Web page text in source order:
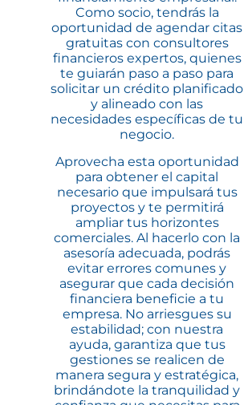
Como socio, tendrás la
oportunidad de agendar citas
gratuitas con consultores
financieros expertos, quienes
te guiarán paso a paso para
solicitar un crédito planificado
y alineado con las
necesidades específicas de tu
negocio.
Aprovecha esta oportunidad
para obtener el capital
necesario que impulsará tus
proyectos y te permitirá
ampliar tus horizontes
comerciales. Al hacerlo con la
asesoría adecuada, podrás
evitar errores comunes y
asegurar que cada decisión
financiera beneficie a tu
empresa. No arriesgues su
estabilidad; con nuestra
ayuda, garantiza que tus
gestiones se realicen de
manera segura y estratégica,
brindándote la tranquilidad y